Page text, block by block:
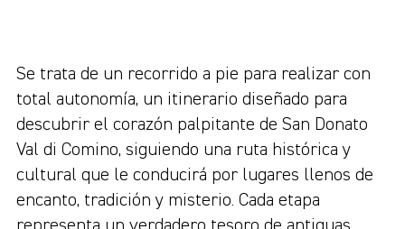
Se trata de un recorrido a pie para realizar con
total autonomía, un itinerario diseñado para
descubrir el corazón palpitante de San Donato
Val di Comino, siguiendo una ruta histórica y
cultural que le conducirá por lugares llenos de
encanto, tradición y misterio. Cada etapa
representa un verdadero tesoro de antiguas